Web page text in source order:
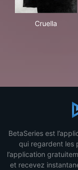
Cruella
BetaSeries est
qui regardent les
l’application
et recevez